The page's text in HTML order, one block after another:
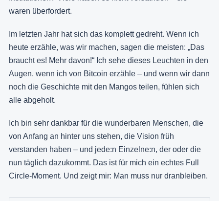
waren überfordert.
Im letzten Jahr hat sich das komplett gedreht. Wenn ich
heute erzähle, was wir machen, sagen die meisten: „Das
braucht es! Mehr davon!“ Ich sehe dieses Leuchten in den
Augen, wenn ich von Bitcoin erzähle – und wenn wir dann
noch die Geschichte mit den Mangos teilen, fühlen sich
alle abgeholt.
Ich bin sehr dankbar für die wunderbaren Menschen, die
von Anfang an hinter uns stehen, die Vision früh
verstanden haben – und jede:n Einzelne:n, der oder die
nun täglich dazukommt. Das ist für mich ein echtes Full
Circle-Moment. Und zeigt mir: Man muss nur dranbleiben.